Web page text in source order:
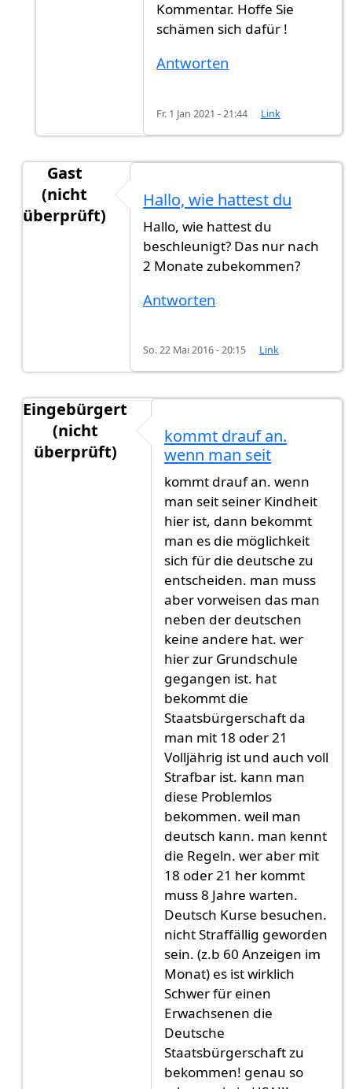
Kommentar. Hoffe Sie
schämen sich dafür !
Antworten
Fr. 1 Jan 2021 - 21:44 Link
Gast
(nicht
überprüft)
Mir wurde gesagt 1 jahr und
Hallo, wie hattest du
Hallo, wie hattest du
beschleunigt? Das nur nach
2 Monate zubekommen?
Antworten
So. 22 Mai 2016 - 20:15 Link
Eingebürgert
(nicht
überprüft)
Mir wurde gesagt 1 jahr und
kommt drauf an.
wenn man seit
kommt drauf an. wenn
man seit seiner Kindheit
hier ist, dann bekommt
man es die möglichkeit
sich für die deutsche zu
entscheiden. man muss
aber vorweisen das man
neben der deutschen
keine andere hat. wer
hier zur Grundschule
gegangen ist. hat
bekommt die
Staatsbürgerschaft da
man mit 18 oder 21
Volljährig ist und auch voll
Strafbar ist. kann man
diese Problemlos
bekommen. weil man
deutsch kann. man kennt
die Regeln. wer aber mit
18 oder 21 her kommt
muss 8 Jahre warten.
Deutsch Kurse besuchen.
nicht Straffällig geworden
sein. (z.b 60 Anzeigen im
Monat) es ist wirklich
Schwer für einen
Erwachsenen die
Deutsche
Staatsbürgerschaft zu
bekommen! genau so